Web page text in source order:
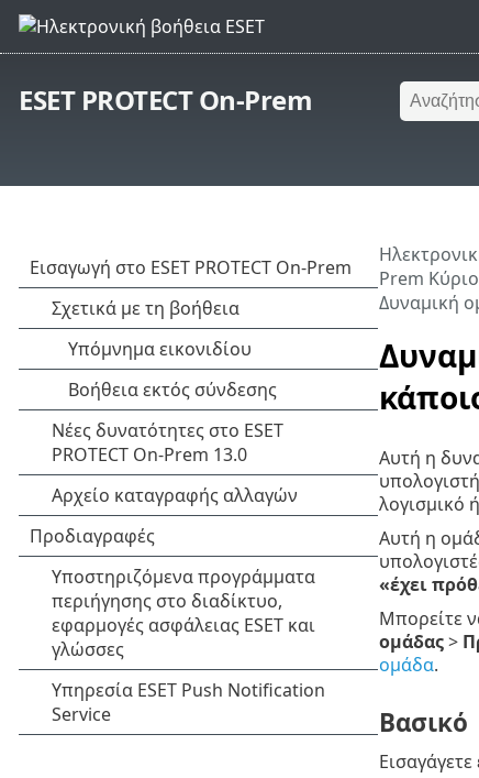
ESET PROTECT On-Prem
Prem
Δυναμική
Αυτή η
λογισμικό
Αυτή η
«έχει
Μπορείτε
ομάδας>
ομάδα.
Βασικό
Εισαγάγετε